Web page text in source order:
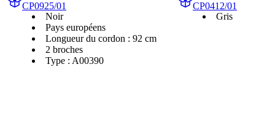
CP0925/01
Noir
Pays européens
Longueur du cordon : 92 cm
2 broches
Type : A00390
CP0412/01
Gris